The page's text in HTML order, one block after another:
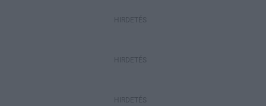
HIRDETÉS
HIRDETÉS
HIRDETÉS